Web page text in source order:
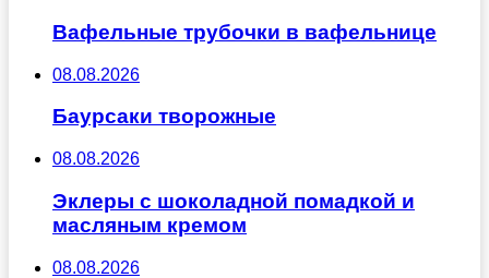
Вафельные трубочки в вафельнице
08.08.2026
Баурсаки творожные
08.08.2026
Эклеры с шоколадной помадкой и
масляным кремом
08.08.2026